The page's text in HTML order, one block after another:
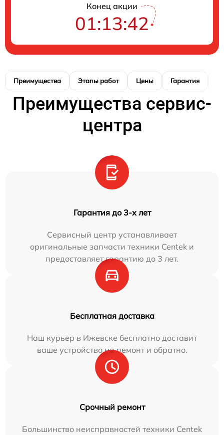
Конец акции
01:13:41
Преимущества Этапы работ Цены Гарантия
Преимущества сервис-
центра
Гарантия до 3-х лет
Сервисный центр устанавливает
оригинальные запчасти техники Centek и
предоставляет гарантию до 3 лет.
Бесплатная доставка
Наш курьер в Ижевске бесплатно доставит
ваше устройство на ремонт и обратно.
Срочный ремонт
Большинство неисправностей техники Centek